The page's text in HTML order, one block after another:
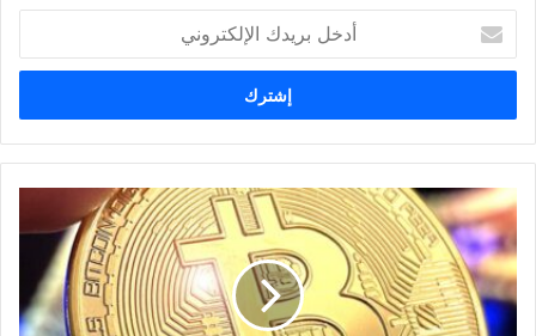
بريدك
الإلكتروني
كيفية
تداول
العملات
الرقمية:
دليل
خطوة